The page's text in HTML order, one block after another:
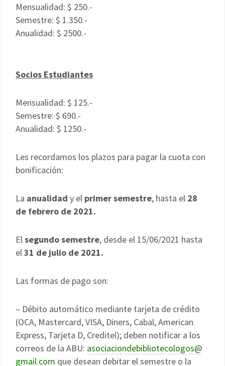
Mensualidad: $ 250.-
Semestre: $ 1.350.-
Anualidad: $ 2500.-
Socios Estudiantes
Mensualidad: $ 125.-
Semestre: $ 690.-
Anualidad: $ 1250.-
Les recordamos los plazos para pagar la cuota con
bonificación:
La anualidad y el primer semestre, hasta el 28
de febrero de 2021.
Elsegundo semestre, desde el 15/06/2021 hasta
el31 de julio de 2021.
Las formas de pago son:
– Débito automático mediante tarjeta de crédito
(OCA, Mastercard, VISA, Diners, Cabal, American
Express, Tarjeta D, Creditel); deben notificar a los
correos de la ABU: asociaciondebibliotecologos@
gmail.com que desean debitar el semestre o la